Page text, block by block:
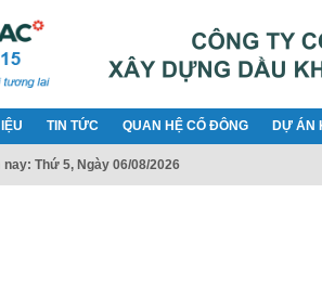
TIN TỨC QUAN HỆ CỔ ĐÔNG DỰ ÁN
nay: Thứ 5, Ngày 06/08/2026